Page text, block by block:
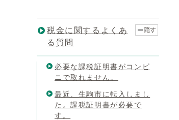
税金に関するよくあ
る質問
隠す
必要な課税証明書がコンビ
ニで取れません。
最近、生駒市に転入しまし
た。課税証明書が必要で
す。